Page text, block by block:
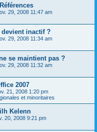
29, 2008 11:47 am
inactif ?
29, 2008 11:34 am
se maintient pas ?
29, 2008 11:32 am
2007
21, 2008 1:20 pm
et minoritaires
Kelenn
20, 2008 9:21 pm